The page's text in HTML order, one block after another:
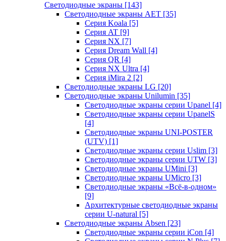
Светодиодные экраны [143]
Светодиодные экраны AET [35]
Cерия Koala [5]
Серия AT [9]
Серия NX [7]
Серия Dream Wall [4]
Серия QR [4]
Серия NX Ultra [4]
Серия iMira 2 [2]
Светодиодные экраны LG [20]
Светодиодные экраны Unilumin [35]
Светодиодные экраны серии Upanel [4]
Светодиодные экраны серии UpanelS
[4]
Светодиодные экраны UNI-POSTER
(UTV) [1]
Светодиодные экраны серии Uslim [3]
Светодиодные экраны серии UTW [3]
Светодиодные экраны UMini [3]
Светодиодные экраны UMicro [3]
Светодиодные экраны «Всё-в-одном»
[9]
Архитектурные светодиодные экраны
серии U-natural [5]
Светодиодные экраны Absen [23]
Светодиодные экраны серии iCon [4]